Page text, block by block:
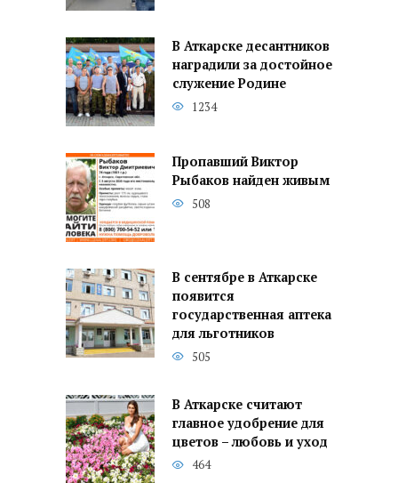
В Аткарске десантников
наградили за достойное
служение Родине
1234
Пропавший Виктор
Рыбаков найден живым
508
В сентябре в Аткарске
появится
государственная аптека
для льготников
505
В Аткарске считают
главное удобрение для
цветов – любовь и уход
464